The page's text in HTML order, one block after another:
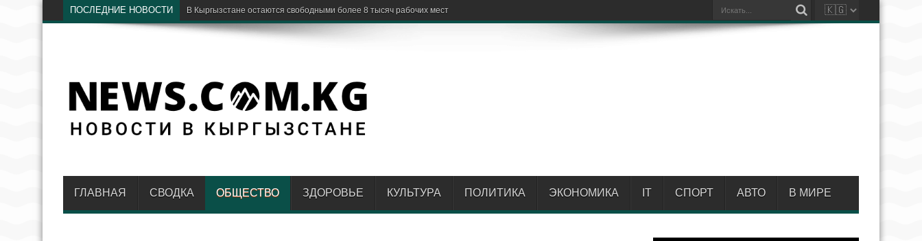
ПОСЛЕДНИЕ НОВОСТИ Бишкек стане
ГЛАВНАЯ СВОДКА ОБЩЕСТВО ЗДОРОВЬЕ КУЛЬТУРА ПОЛИТИКА ЭКОНОМИКА IT СПОРТ АВТО В МИРЕ